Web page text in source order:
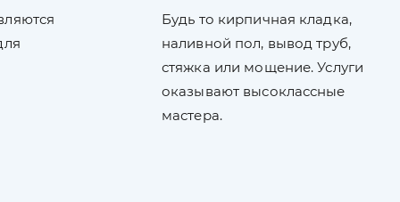
Будь то кирпичная кладка,
наливной пол, вывод труб,
стяжка или мощение. Услуги
оказывают высоклассные
мастера.